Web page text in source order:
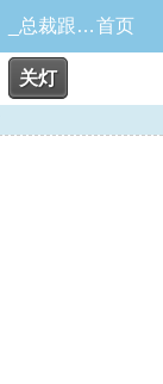
出轨-男总裁跟小秘书（大rou渣剧情）_总裁跟秘书1 姐夫首页
关灯